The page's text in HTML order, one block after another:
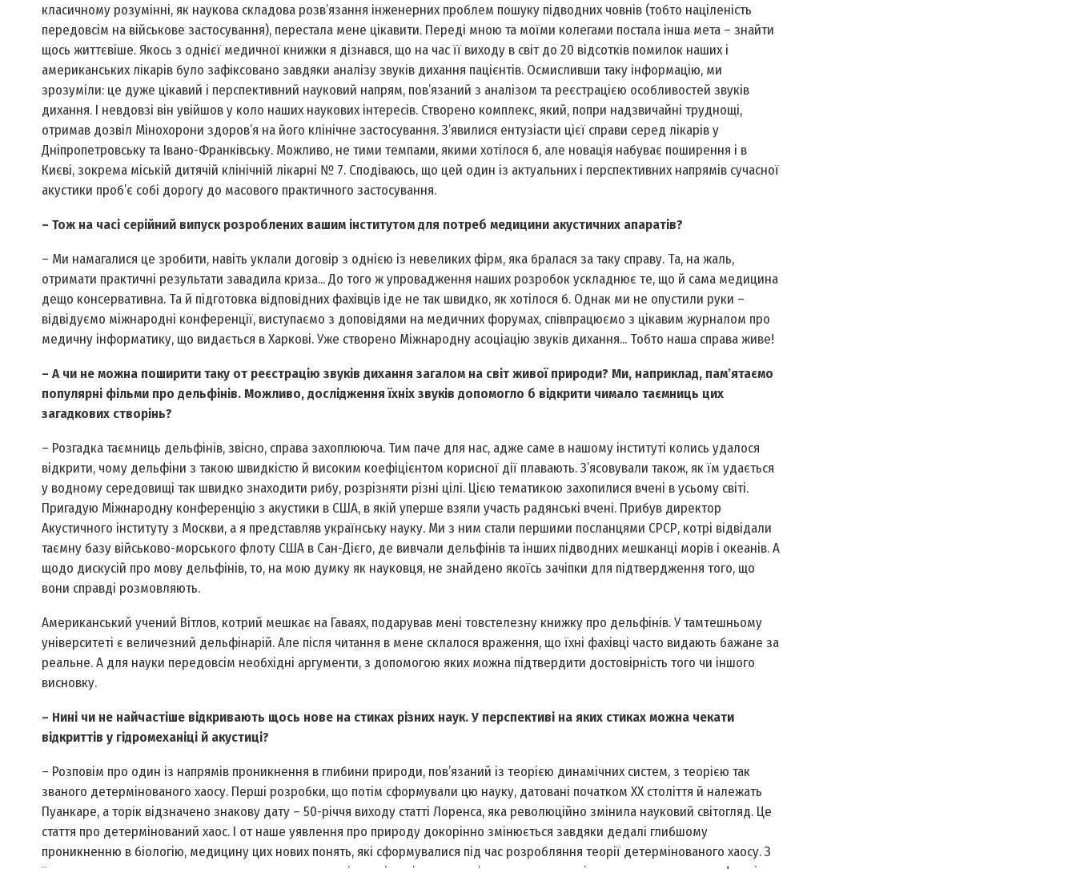
класичному розумінні, як наукова складова розв’язання інженерних проблем пошуку підводних човнів (тобто націленість
передовсім на військове застосування), перестала мене цікавити. Переді мною та моїми колегами постала інша мета – знайти
щось життєвіше. Якось з однієї медичної книжки я дізнався, що на час її виходу в світ до 20 відсотків помилок наших і
американських лікарів було зафіксовано завдяки аналізу звуків дихання пацієнтів. Осмисливши таку інформацію, ми
зрозуміли: це дуже цікавий і перспективний науковий напрям, пов’язаний з аналізом та реєстрацією особливостей звуків
дихання. І невдовзі він увійшов у коло наших наукових інтересів. Створено комплекс, який, попри надзвичайні труднощі,
отримав дозвіл Мінохорони здоров’я на його клінічне застосування. З’явилися ентузіасти цієї справи серед лікарів у
Дніпропетровську та Івано-Франківську. Можливо, не тими темпами, якими хотілося б, але новація набуває поширення і в
Києві, зокрема міській дитячій клінічній лікарні № 7. Сподіваюсь, що цей один із актуальних і перспективних напрямів сучасної
акустики проб’є собі дорогу до масового практичного застосування.
– Тож на часі серійний випуск розроблених вашим інститутом для потреб медицини акустичних апаратів?
– Ми намагалися це зробити, навіть уклали договір з однією із невеликих фірм, яка бралася за таку справу. Та, на жаль,
отримати практичні результати завадила криза... До того ж упровадження наших розробок ускладнює те, що й сама медицина
дещо консервативна. Та й підготовка відповідних фахівців іде не так швидко, як хотілося б. Однак ми не опустили руки –
відвідуємо міжнародні конференції, виступаємо з доповідями на медичних форумах, співпрацюємо з цікавим журналом про
медичну інформатику, що видається в Харкові. Уже створено Міжнародну асоціацію звуків дихання... Тобто наша справа живе!
– А чи не можна поширити таку от реєстрацію звуків дихання загалом на світ живої природи? Ми, наприклад, пам’ятаємо
популярні фільми про дельфінів. Можливо, дослідження їхніх звуків допомогло б відкрити чимало таємниць цих
загадкових створінь?
– Розгадка таємниць дельфінів, звісно, справа захоплююча. Тим паче для нас, адже саме в нашому інституті колись удалося
відкрити, чому дельфіни з такою швидкістю й високим коефіцієнтом корисної дії плавають. З’ясовували також, як їм удається
у водному середовищі так швидко знаходити рибу, розрізняти різні цілі. Цією тематикою захопилися вчені в усьому світі.
Пригадую Міжнародну конференцію з акустики в США, в якій уперше взяли участь радянські вчені. Прибув директор
Акустичного інституту з Москви, а я представляв українську науку. Ми з ним стали першими посланцями СРСР, котрі відвідали
таємну базу військово-морського флоту США в Сан-Дієго, де вивчали дельфінів та інших підводних мешканці морів і океанів. А
щодо дискусій про мову дельфінів, то, на мою думку як науковця, не знайдено якоїсь зачіпки для підтвердження того, що
вони справді розмовляють.
Американський учений Вітлов, котрий мешкає на Гаваях, подарував мені товстелезну книжку про дельфінів. У тамтешньому
університеті є величезний дельфінарій. Але після читання в мене склалося враження, що їхні фахівці часто видають бажане за
реальне. А для науки передовсім необхідні аргументи, з допомогою яких можна підтвердити достовірність того чи іншого
висновку.
– Нині чи не найчастіше відкривають щось нове на стиках різних наук. У перспективі на яких стиках можна чекати
відкриттів у гідромеханіці й акустиці?
– Розповім про один із напрямів проникнення в глибини природи, пов’язаний із теорією динамічних систем, з теорією так
званого детермінованого хаосу. Перші розробки, що потім сформували цю науку, датовані початком ХХ століття й належать
Пуанкаре, а торік відзначено знакову дату – 50-річчя виходу статті Лоренса, яка революційно змінила науковий світогляд. Це
стаття про детермінований хаос. І от наше уявлення про природу докорінно змінюється завдяки дедалі глибшому
проникненню в біологію, медицину цих нових понять, які сформувалися під час розробляння теорії детермінованого хаосу. З